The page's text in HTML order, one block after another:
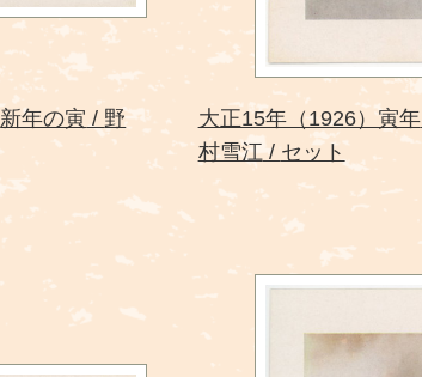
新年の寅
野
大正15年（1926）寅年
村雪江
セット